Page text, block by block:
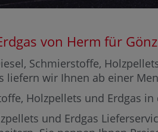
von Herm für
Schmierstoffe,
wir Ihnen ab einer
Holzpellets und Erdgas
und Erdgas